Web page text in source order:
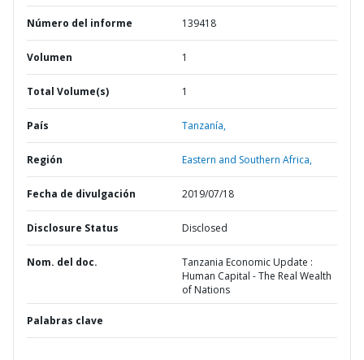
Número del informe 139418
Volumen 1
Total Volume(s) 1
País Tanzanía,
Región Eastern and Southern Africa,
Fecha de divulgación 2019/07/18
Disclosure Status Disclosed
Nom. del doc.
Tanzania Economic Update :
Human Capital - The Real Wealth
of Nations
Palabras clave